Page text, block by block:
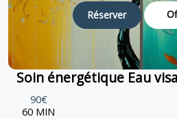
Réserver
Soin énergétique Eau
90€
60 MIN